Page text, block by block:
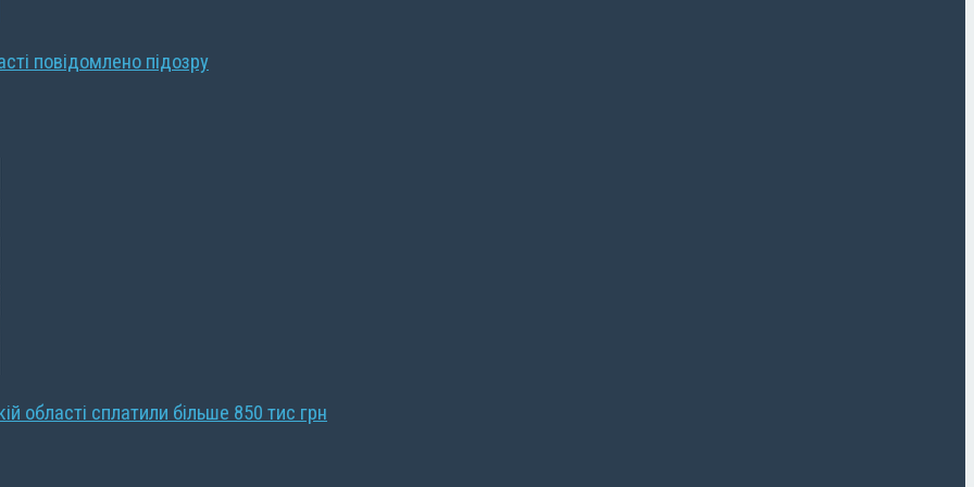
повідомлено підозру
області сплатили більше 850 тис грн